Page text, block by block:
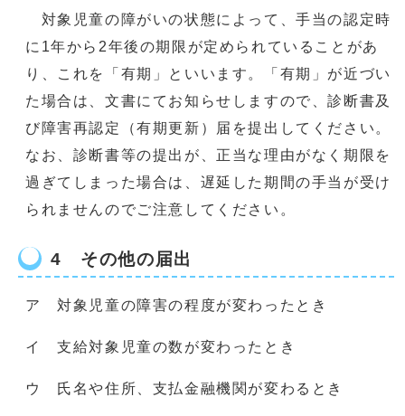
対象児童の障がいの状態によって、手当の認定時
に1年から2年後の期限が定められていることがあ
り、これを「有期」といいます。「有期」が近づい
た場合は、文書にてお知らせしますので、診断書及
び障害再認定（有期更新）届を提出してください。
なお、診断書等の提出が、正当な理由がなく期限を
過ぎてしまった場合は、遅延した期間の手当が受け
られませんのでご注意してください。
4 その他の届出
ア 対象児童の障害の程度が変わったとき
イ 支給対象児童の数が変わったとき
ウ 氏名や住所、支払金融機関が変わるとき